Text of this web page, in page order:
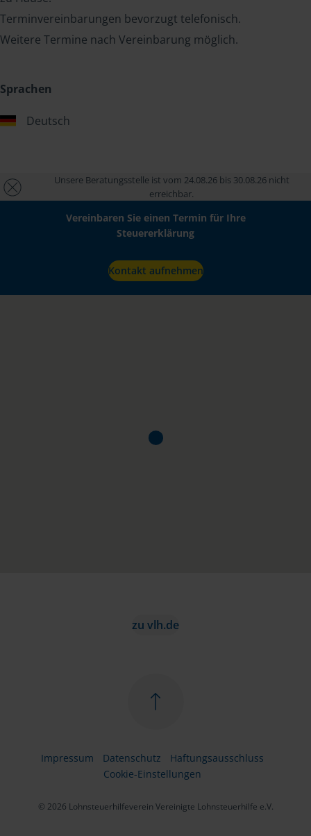
Terminvereinbarungen bevorzugt telefonisch.
Weitere Termine nach Vereinbarung möglich.
Sprachen
Deutsch
Unsere Beratungsstelle ist vom 24.08.26 bis 30.08.26 nicht
erreichbar.
Vereinbaren Sie einen Termin für Ihre
Steuererklärung
Kontakt aufnehmen
zu vlh.de
Impressum Datenschutz
Haftungsausschluss
Cookie-Einstellungen
© 2026 Lohnsteuerhilfeverein Vereinigte Lohnsteuerhilfe e.V.